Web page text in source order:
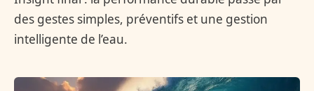
des gestes simples, préventifs et une gestion
intelligente de l’eau.